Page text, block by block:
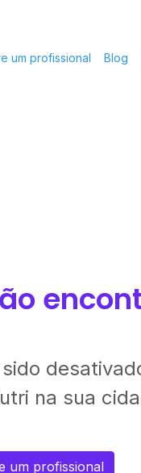
um profissional Blog
na sua
um profissional